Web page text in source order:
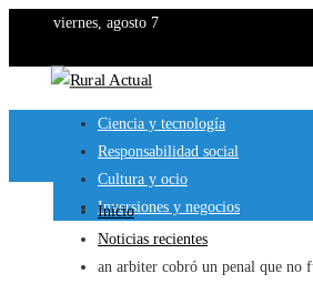
viernes, agosto 7
Ciencia y tecnología
Responsabilidad social
Cultura y ocio
Inversiones y negocios
Inicio
Noticias recientes
an arbiter cobró un penal que